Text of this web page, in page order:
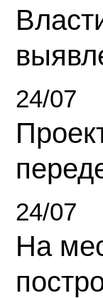
24/07
24/07
На